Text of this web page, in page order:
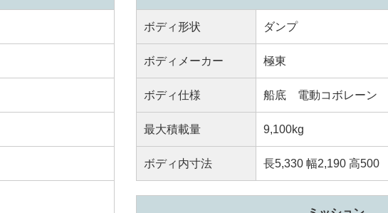
ボディ形状 ダンプ
ボディメーカー 極東
ボディ仕様 船底 電動コボレーン
最大積載量 9,100kg
ボディ内寸法 長5,330 幅2,190 高500